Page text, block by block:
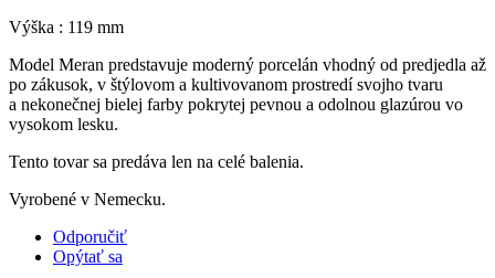
Výška : 119 mm
Model Meran predstavuje moderný porcelán vhodný od predjedla až
po zákusok, v štýlovom a kultivovanom prostredí svojho tvaru
a nekonečnej bielej farby pokrytej pevnou a odolnou glazúrou vo
vysokom lesku.
Tento tovar sa predáva len na celé balenia.
Vyrobené v Nemecku.
Odporučiť
Opýtať sa